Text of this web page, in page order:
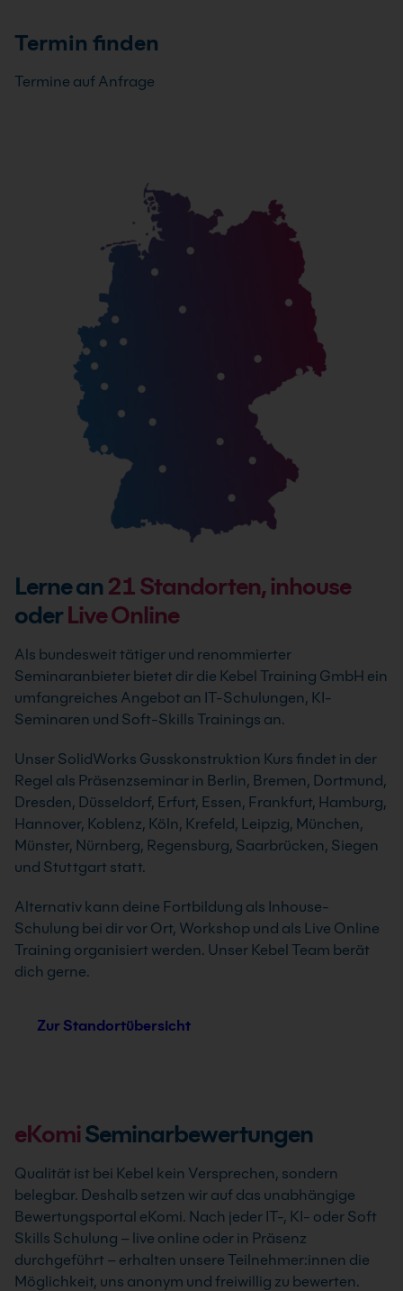
Termin finden
Termine auf Anfrage
Lerne an 21Standorten, inhouse
oderLive Online
Als bundesweit tätiger und renommierter
Seminaranbieter bietet dir die Kebel Training GmbH ein
umfangreiches Angebot an IT-Schulungen, KI-
Seminaren und Soft-Skills Trainings an.
Unser SolidWorks Gusskonstruktion Kurs findet in der
Regel als Präsenzseminar in Berlin, Bremen, Dortmund,
Dresden, Düsseldorf, Erfurt, Essen, Frankfurt, Hamburg,
Hannover, Koblenz, Köln, Krefeld, Leipzig, München,
Münster, Nürnberg, Regensburg, Saarbrücken, Siegen
und Stuttgart statt.
Alternativ kann deine Fortbildung als Inhouse-
Schulung bei dir vor Ort, Workshop und als Live Online
Training organisiert werden. Unser Kebel Team berät
dich gerne.
Zur Standortübersicht
eKomiSeminarbewertungen
Qualität ist bei Kebel kein Versprechen, sondern
belegbar. Deshalb setzen wir auf das unabhängige
Bewertungsportal eKomi. Nach jeder IT-, KI- oder Soft
Skills Schulung – live online oder in Präsenz
durchgeführt – erhalten unsere Teilnehmer:innen die
Möglichkeit, uns anonym und freiwillig zu bewerten.